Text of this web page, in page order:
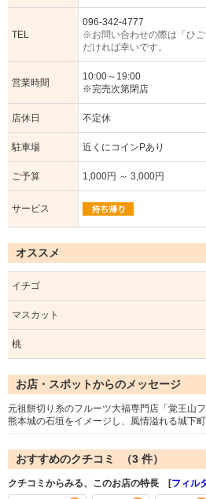
TEL
096-342-4777
※お問い合わせの際は「ひ
だければ幸いです。
営業時間
10:00～19:00
※完売次第閉店
店休日 不定休
駐車場 近くにコインPあり
ご予算 1,000円 ～ 3,000円
サービス
オススメ
イチゴ
マスカット
桃
お店・スポットからのメッセージ
元祖餅切り糸のフルーツ大福専門店「覚王山フ
熊本城の石垣をイメージし、風情溢れる城下
おすすめのクチコミ （3 件）
クチコミからみる、このお店の特長 [フィル